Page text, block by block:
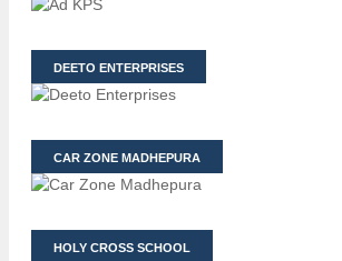
DEETO ENTERPRISES
CAR ZONE MADHEPURA
HOLY CROSS SCHOOL